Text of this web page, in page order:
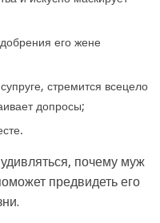
его жене
стремится всецело
допросы;
почему муж
предвидеть его